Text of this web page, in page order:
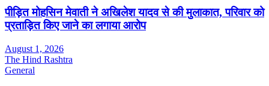
पीड़ित मोहसिन मेवाती ने अखिलेश यादव से की मुलाकात, परिवार को
प्रताड़ित किए जाने का लगाया आरोप
August 1, 2026
The Hind Rashtra
General